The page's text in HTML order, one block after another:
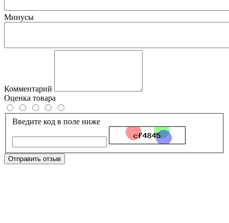
Минусы
Комментарий
Оценка товара
Введите код в поле ниже
Отправить отзыв